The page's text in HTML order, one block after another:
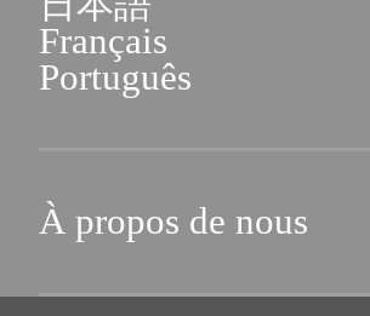
Français
Português
À propos de nous